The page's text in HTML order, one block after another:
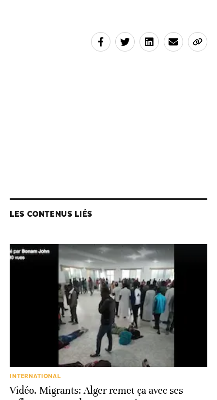
LES CONTENUS LIÉS
INTERNATIONAL
Vidéo. Migrants: Alger remet ça avec ses